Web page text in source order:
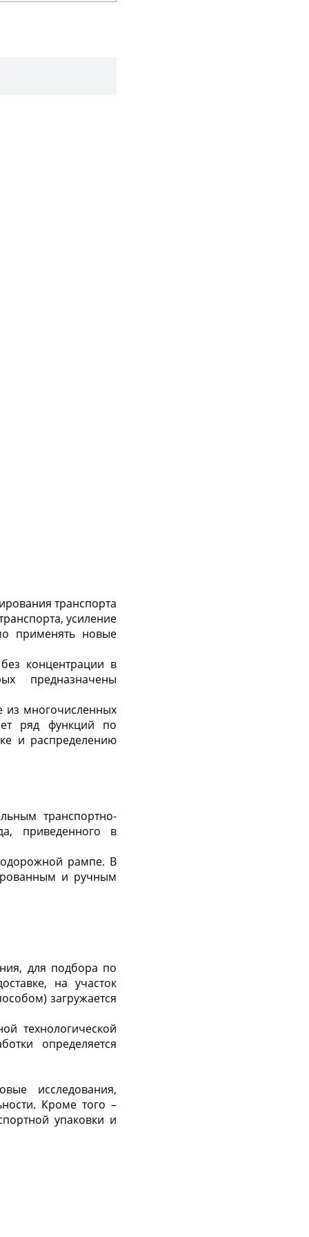
транспорта
усиление
применять новые
концентрации в
предназначены
из многочисленных
ряд функций по
и распределению
транспортно-
приведенного в
рампе. В
и ручным
для подбора по
на участок
загружается
технологической
определяется
исследования,
Кроме того –
упаковки и